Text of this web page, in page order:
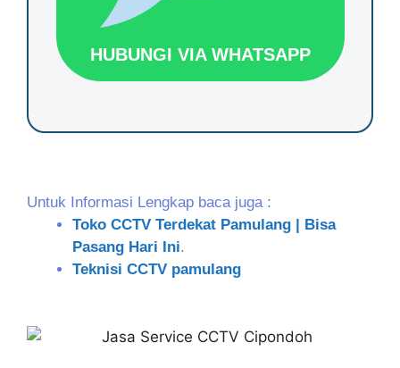
HUBUNGI VIA WHATSAPP
Untuk Informasi Lengkap baca juga :
Toko CCTV Terdekat Pamulang | Bisa
Pasang Hari Ini.
Teknisi CCTV pamulang